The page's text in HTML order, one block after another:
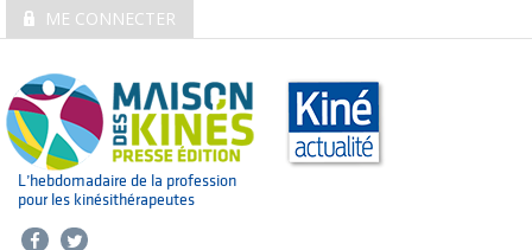
ME CONNECTER
L’hebdomadaire de la profession
pour les kinésithérapeutes